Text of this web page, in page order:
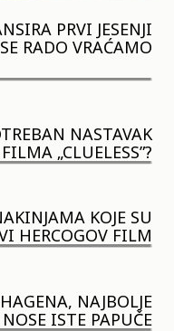
PRVI JESENJI
RADO VRAĆAMO
NASTAVAK
FILMA „CLUELESS”?
KOJE SU
HERCOGOV FILM
NAJBOLJE
ISTE PAPUČE